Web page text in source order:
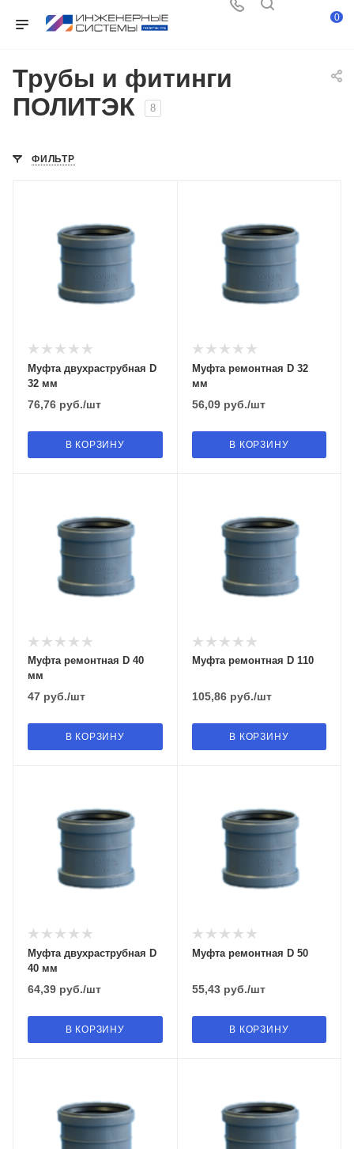
0
Трубы и фитинги
ПОЛИТЭК
8
ФИЛЬТР
Муфта двухраструбная D
32 мм
76,76 руб./шт
В КОРЗИНУ
Муфта ремонтная D 32
мм
56,09руб./шт
В КОРЗИНУ
Муфта ремонтная D 40
мм
47 руб./шт
В КОРЗИНУ
Муфта ремонтная D 110
105,86руб./шт
В КОРЗИНУ
Муфта двухраструбная D
40 мм
64,39 руб./шт
В КОРЗИНУ
Муфта ремонтная D 50
55,43руб./шт
В КОРЗИНУ